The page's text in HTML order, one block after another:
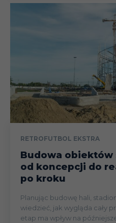
RETROFUTBOL EKSTRA
Budowa obiektów
od koncepcji do
po kroku
Planując budowę hali,
wiedzieć, jak wygląda cały
etap ma wpływ na